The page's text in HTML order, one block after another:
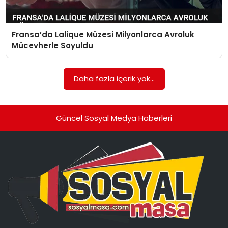
SPOR
GÜNDEM
Fransa’da Lalique Müzesi Milyonlarca Avroluk
Mücevherle Soyuldu
Daha fazla içerik yok...
Güncel Sosyal Medya Haberleri